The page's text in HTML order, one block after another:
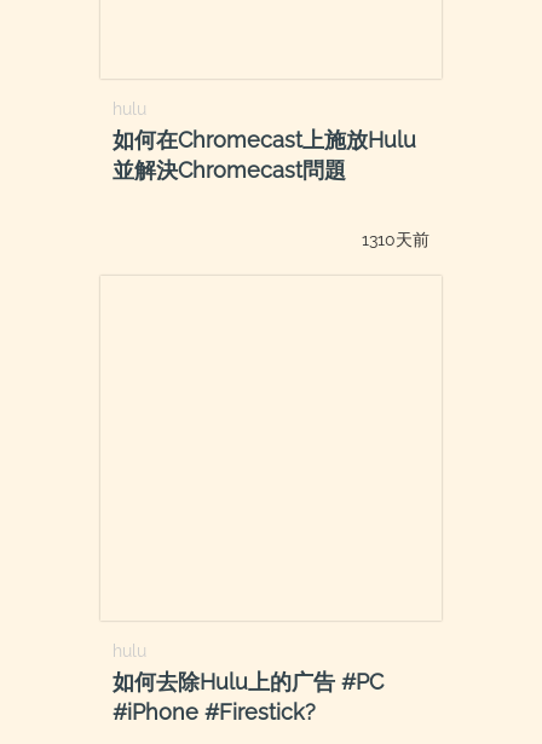
hulu
如何在Chromecast上施放Hulu
並解決Chromecast問題
1310天前
hulu
如何去除Hulu上的广告 #PC
#iPhone #Firestick?